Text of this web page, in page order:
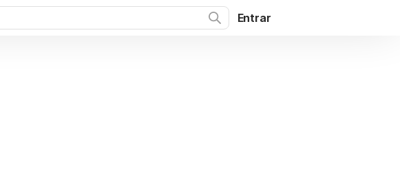
Entrar